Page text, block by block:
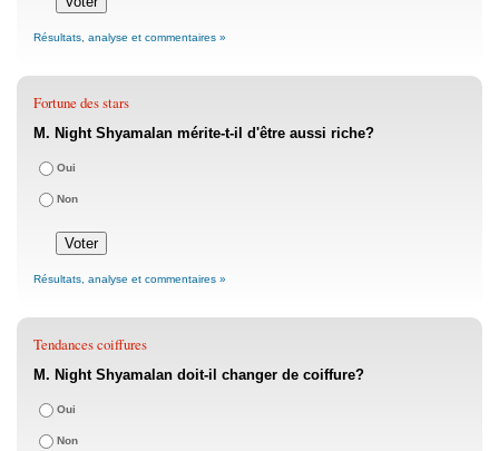
Résultats, analyse et commentaires »
Fortune des stars
M. Night Shyamalan mérite-t-il d'être aussi riche?
Oui
Non
Résultats, analyse et commentaires »
Tendances coiffures
M. Night Shyamalan doit-il changer de coiffure?
Oui
Non